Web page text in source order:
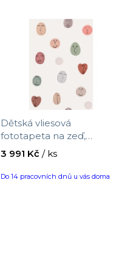
Dětská vliesová
fototapeta na zeď,
Smileys, RB307,
Daydreamers, Grandeco,
velikost 2 x 2,85 m
Do 14 pracovních dnů u vás doma
3 991 Kč / ks